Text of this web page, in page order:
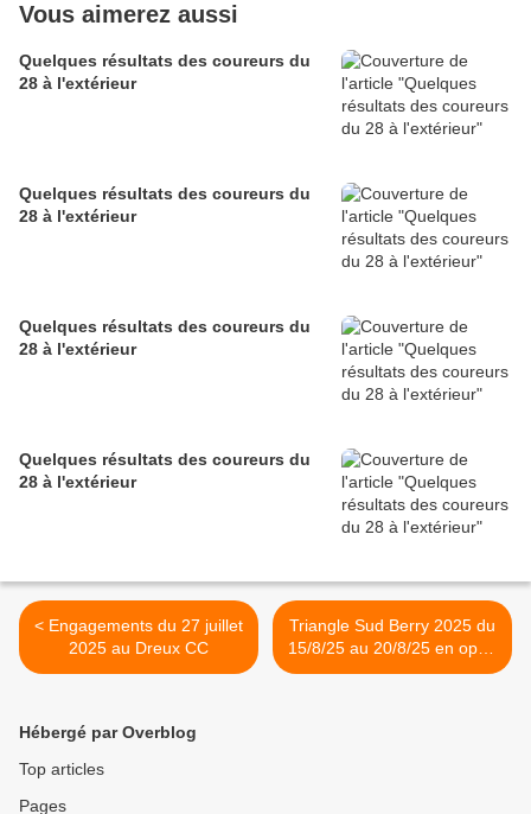
Vous aimerez aussi
Quelques résultats des coureurs du
28 à l'extérieur
Quelques résultats des coureurs du
28 à l'extérieur
Quelques résultats des coureurs du
28 à l'extérieur
Quelques résultats des coureurs du
28 à l'extérieur
< Engagements du 27 juillet
2025 au Dreux CC
Triangle Sud Berry 2025 du
15/8/25 au 20/8/25 en open
2, 3 et Access >
Hébergé par Overblog
Top articles
Pages